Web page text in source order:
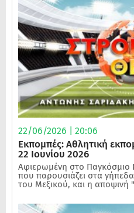
22/06/2026 | 20:06
Εκπομπές: Αθλητική
22 Ιουνίου 2026
Αφιερωμένη στο Παγκόσμιο
που παρουσιάζει στα
του Μεξικού, και η αποψινή